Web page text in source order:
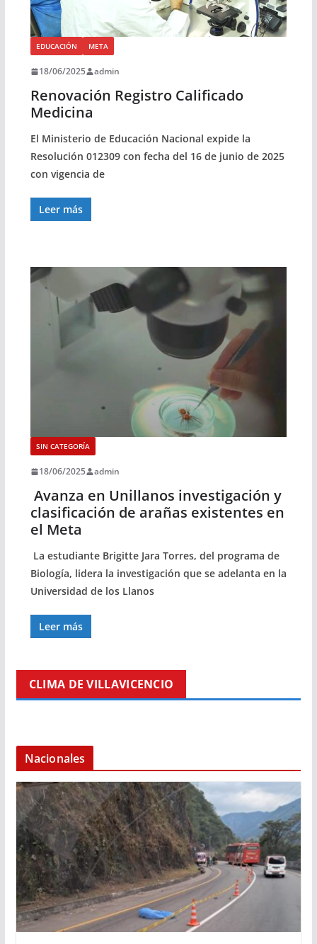
EDUCACIÓN META
18/06/2025 admin
Renovación Registro Calificado
Medicina
El Ministerio de Educación Nacional expide la
Resolución 012309 con fecha del 16 de junio de 2025
con vigencia de
Leer más
SIN CATEGORÍA
18/06/2025 admin
Avanza en Unillanos investigación y
clasificación de arañas existentes en
el Meta
La estudiante Brigitte Jara Torres, del programa de
Biología, lidera la investigación que se adelanta en la
Universidad de los Llanos
Leer más
CLIMA DE VILLAVICENCIO
Nacionales